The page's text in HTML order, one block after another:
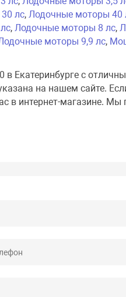
лс, Лодочные моторы 40
, Лодочные моторы 8 лс,
моторы 9,9 лс,
Екатеринбурге с
на нашем сайте.
в интернет-магазине.